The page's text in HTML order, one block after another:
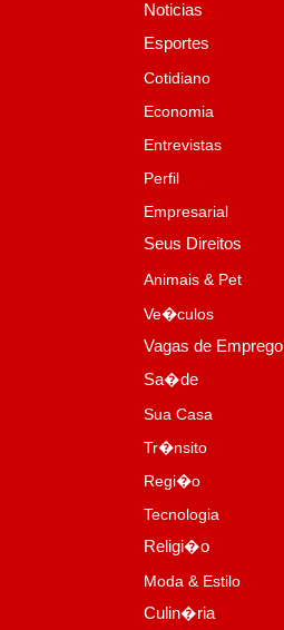
Noticias
Esportes
Cotidiano
Economia
Entrevistas
Perfil
Empresarial
Seus Direitos
Animais & Pet
Ve�culos
Vagas de Emprego
Sa�de
Sua Casa
Tr�nsito
Regi�o
Tecnologia
Religi�o
Moda & Estilo
Culin�ria